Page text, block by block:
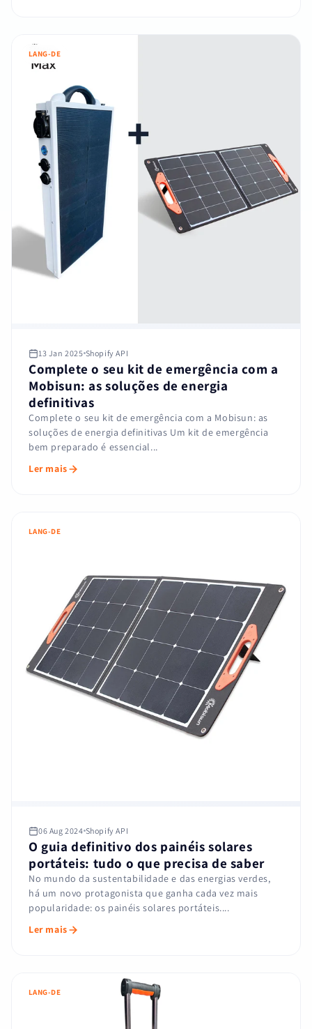
LANG-DE
13 Jan 2025 Shopify API
Complete o seu kit de emergência com a
Mobisun: as soluções de energia
definitivas
Complete o seu kit de emergência com a Mobisun: as
soluções de energia definitivas Um kit de emergência
bem preparado é essencial...
Ler mais
LANG-DE
06 Aug 2024 Shopify API
O guia definitivo dos painéis solares
portáteis: tudo o que precisa de saber
No mundo da sustentabilidade e das energias verdes,
há um novo protagonista que ganha cada vez mais
popularidade: os painéis solares portáteis....
Ler mais
LANG-DE